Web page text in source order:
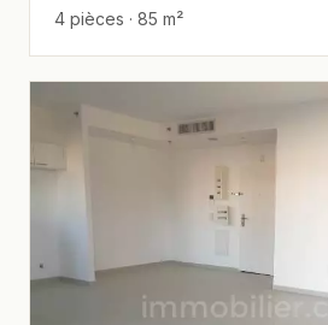
4 pièces · 85 m²